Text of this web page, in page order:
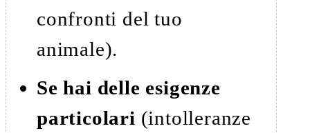
confronti del tuo
animale).
Se hai delle esigenze
particolari (intolleranze